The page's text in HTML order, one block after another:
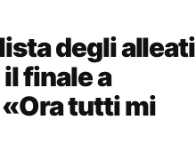
degli alleati
finale a
tutti mi